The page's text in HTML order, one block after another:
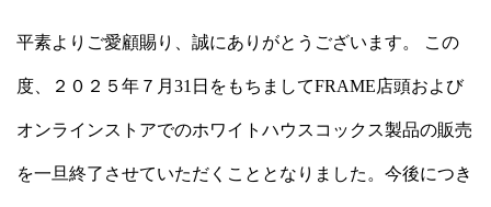
平素よりご愛顧賜り、誠にありがとうございます。 この
度、２０２５年７月31日をもちましてFRAME店頭および
オンラインストアでのホワイトハウスコックス製品の販売
を一旦終了させていただくこととなりました。今後につき